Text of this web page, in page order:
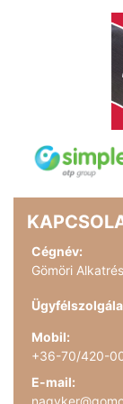
Cégnév:
Gömöri
Mobil:
+36-70/420-
E-mail: